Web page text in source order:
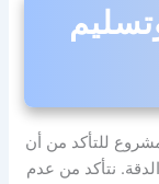
للتأكد من أن
نتأكد من عدم